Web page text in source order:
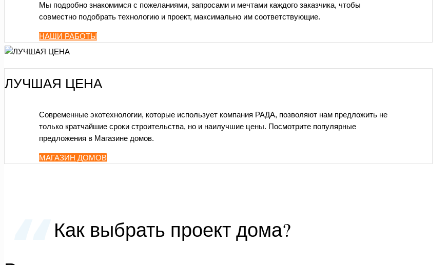
Мы подробно знакомимся с пожеланиями, запросами и мечтами каждого заказчика, чтобы
совместно подобрать технологию и проект, максимально им соответствующие.
НАШИ РАБОТЫ
ЛУЧШАЯ ЦЕНА
Современные экотехнологии, которые использует компания РАДА, позволяют нам предложить не
только кратчайшие сроки строительства, но и наилучшие цены. Посмотрите популярные
предложения в Магазине домов.
МАГАЗИН ДОМОВ
Как выбрать проект дома?